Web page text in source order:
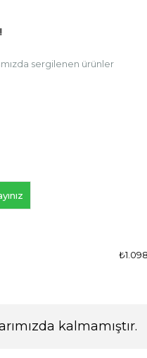
sergilenen ürünler
kalmamıştır.